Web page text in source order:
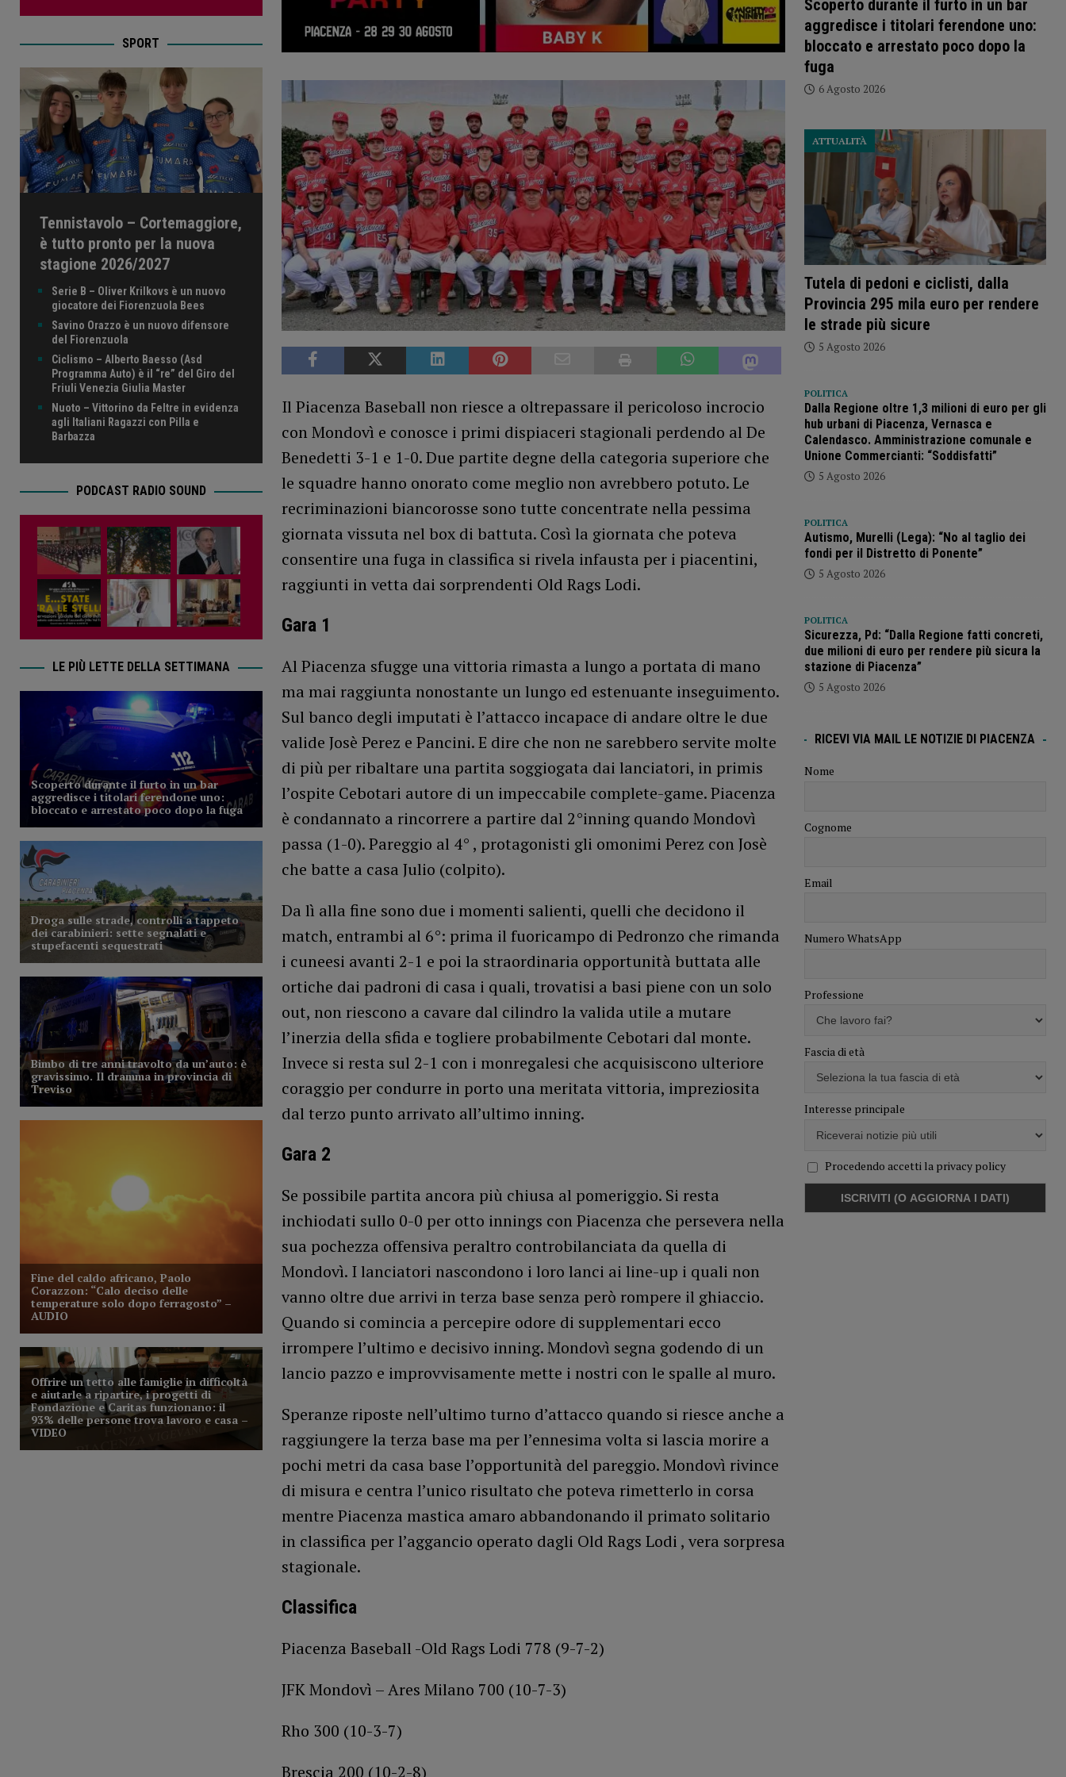
Il Piacenza Baseball non riesce a oltrepassare il pericoloso incrocio
con Mondovì e conosce i primi dispiaceri stagionali perdendo al De
Benedetti 3-1 e 1-0. Due partite degne della categoria superiore che
le squadre hanno onorato come meglio non avrebbero potuto. Le
recriminazioni biancorosse sono tutte concentrate nella pessima
giornata vissuta nel box di battuta. Così la giornata che poteva
consentire una fuga in classifica si rivela infausta per i piacentini,
raggiunti in vetta dai sorprendenti Old Rags Lodi.
Gara 1
Al Piacenza sfugge una vittoria rimasta a lungo a portata di mano
ma mai raggiunta nonostante un lungo ed estenuante inseguimento.
Sul banco degli imputati è l’attacco incapace di andare oltre le due
valide Josè Perez e Pancini. E dire che non ne sarebbero servite molte
di più per ribaltare una partita soggiogata dai lanciatori, in primis
l’ospite Cebotari autore di un impeccabile complete-game. Piacenza
è condannato a rincorrere a partire dal 2°inning quando Mondovì
passa (1-0). Pareggio al 4° , protagonisti gli omonimi Perez con Josè
che batte a casa Julio (colpito).
Da lì alla fine sono due i momenti salienti, quelli che decidono il
match, entrambi al 6°: prima il fuoricampo di Pedronzo che rimanda
i cuneesi avanti 2-1 e poi la straordinaria opportunità buttata alle
ortiche dai padroni di casa i quali, trovatisi a basi piene con un solo
out, non riescono a cavare dal cilindro la valida utile a mutare
l’inerzia della sfida e togliere probabilmente Cebotari dal monte.
Invece si resta sul 2-1 con i monregalesi che acquisiscono ulteriore
coraggio per condurre in porto una meritata vittoria, impreziosita
dal terzo punto arrivato all’ultimo inning.
Gara 2
Se possibile partita ancora più chiusa al pomeriggio. Si resta
inchiodati sullo 0-0 per otto innings con Piacenza che persevera nella
sua pochezza offensiva peraltro controbilanciata da quella di
Mondovì. I lanciatori nascondono i loro lanci ai line-up i quali non
vanno oltre due arrivi in terza base senza però rompere il ghiaccio.
Quando si comincia a percepire odore di supplementari ecco
irrompere l’ultimo e decisivo inning. Mondovì segna godendo di un
lancio pazzo e improvvisamente mette i nostri con le spalle al muro.
Speranze riposte nell’ultimo turno d’attacco quando si riesce anche a
raggiungere la terza base ma per l’ennesima volta si lascia morire a
pochi metri da casa base l’opportunità del pareggio. Mondovì rivince
di misura e centra l’unico risultato che poteva rimetterlo in corsa
mentre Piacenza mastica amaro abbandonando il primato solitario
in classifica per l’aggancio operato dagli Old Rags Lodi , vera sorpresa
stagionale.
Classifica
Piacenza Baseball -Old Rags Lodi 778 (9-7-2)
JFK Mondovì – Ares Milano 700 (10-7-3)
Rho 300 (10-3-7)
Brescia 200 (10-2-8)
SPORT
Tennistavolo – Cortemaggiore,
è tutto pronto per la nuova
stagione 2026/2027
Serie B – Oliver Krilkovs è un nuovo
giocatore dei Fiorenzuola Bees
Savino Orazzo è un nuovo difensore
del Fiorenzuola
Ciclismo – Alberto Baesso (Asd
Programma Auto) è il “re” del Giro del
Friuli Venezia Giulia Master
Nuoto – Vittorino da Feltre in evidenza
agli Italiani Ragazzi con Pilla e
Barbazza
PODCAST RADIO SOUND
LE PIÙ LETTE DELLA SETTIMANA
Scoperto durante il furto in un bar
aggredisce i titolari ferendone uno:
bloccato e arrestato poco dopo la
fuga
6 Agosto 2026
Tutela di pedoni e ciclisti, dalla
Provincia 295 mila euro per rendere
le strade più sicure
ATTUALITÀ
5 Agosto 2026
POLITICA
Dalla Regione oltre 1,3 milioni di euro per gli
hub urbani di Piacenza, Vernasca e
Calendasco. Amministrazione comunale e
Unione Commercianti: “Soddisfatti”
5 Agosto 2026
POLITICA
Autismo, Murelli (Lega): “No al taglio dei
fondi per il Distretto di Ponente”
5 Agosto 2026
POLITICA
Sicurezza, Pd: “Dalla Regione fatti concreti,
due milioni di euro per rendere più sicura la
stazione di Piacenza”
5 Agosto 2026
RICEVI VIA MAIL LE NOTIZIE DI PIACENZA
Nome
Cognome
Email
Numero WhatsApp
Professione
Fascia di età
Interesse principale
Procedendo accetti la privacy policy